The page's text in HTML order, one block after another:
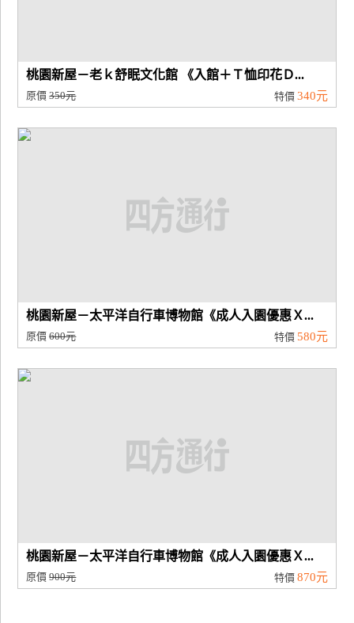
桃園新屋－老ｋ舒眠文化館 《入館＋Ｔ恤印花Ｄ...
原價350元 特價 340元
桃園新屋－太平洋自行車博物館《成人入園優惠Ｘ...
原價600元 特價 580元
桃園新屋－太平洋自行車博物館《成人入園優惠Ｘ...
原價900元 特價 870元